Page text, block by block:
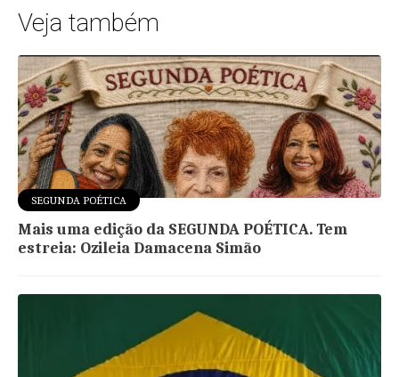
Veja também
SEGUNDA POÉTICA
Mais uma edição da SEGUNDA POÉTICA. Tem
estreia: Ozileia Damacena Simão